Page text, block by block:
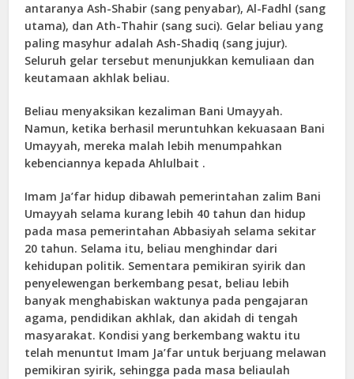
antaranya Ash-Shabir (sang penyabar), Al-Fadhl (sang
utama), dan Ath-Thahir (sang suci). Gelar beliau yang
paling masyhur adalah Ash-Shadiq (sang jujur).
Seluruh gelar tersebut menunjukkan kemuliaan dan
keutamaan akhlak beliau.
Beliau menyaksikan kezaliman Bani Umayyah.
Namun, ketika berhasil meruntuhkan kekuasaan Bani
Umayyah, mereka malah lebih menumpahkan
kebenciannya kepada Ahlulbait .
Imam Ja’far hidup dibawah pemerintahan zalim Bani
Umayyah selama kurang lebih 40 tahun dan hidup
pada masa pemerintahan Abbasiyah selama sekitar
20 tahun. Selama itu, beliau menghindar dari
kehidupan politik. Sementara pemikiran syirik dan
penyelewengan berkembang pesat, beliau lebih
banyak menghabiskan waktunya pada pengajaran
agama, pendidikan akhlak, dan akidah di tengah
masyarakat. Kondisi yang berkembang waktu itu
telah menuntut Imam Ja’far untuk berjuang melawan
pemikiran syirik, sehingga pada masa beliaulah